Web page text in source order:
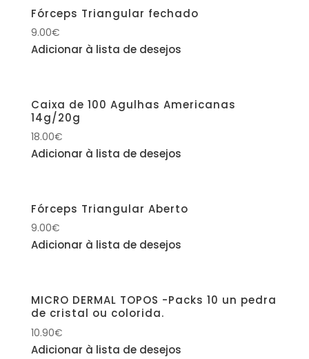
Fórceps Triangular fechado
9.00€
Adicionar à lista de desejos
Caixa de 100 Agulhas Americanas
14g/20g
18.00€
Adicionar à lista de desejos
Fórceps Triangular Aberto
9.00€
Adicionar à lista de desejos
MICRO DERMAL TOPOS -Packs 10 un pedra
de cristal ou colorida.
10.90€
Adicionar à lista de desejos